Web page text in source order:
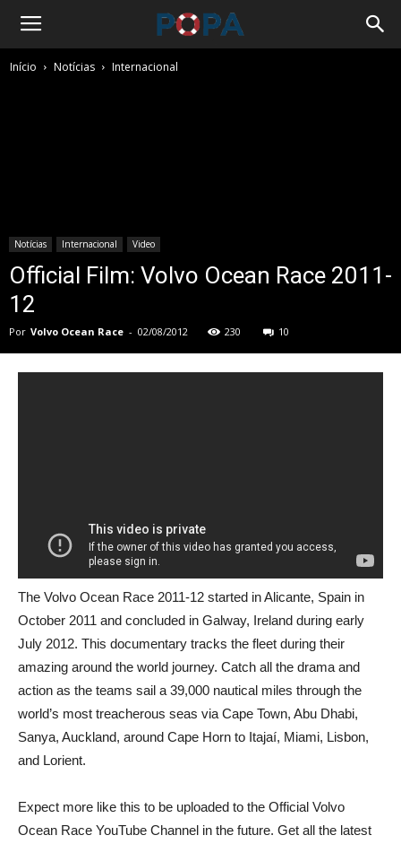
Início Notícias Internacional
Notícias Internacional Video
Official Film: Volvo Ocean Race 2011-
12
Por Volvo Ocean Race - 02/08/2012 230 10
The Volvo Ocean Race 2011-12 started in Alicante, Spain in
October 2011 and concluded in Galway, Ireland during early
July 2012. This documentary tracks the fleet during their
amazing around the world journey. Catch all the drama and
action as the teams sail a 39,000 nautical miles through the
world’s most treacherous seas via Cape Town, Abu Dhabi,
Sanya, Auckland, around Cape Horn to Itajaí, Miami, Lisbon,
and Lorient.
Expect more like this to be uploaded to the Official Volvo
Ocean Race YouTube Channel in the future. Get all the latest